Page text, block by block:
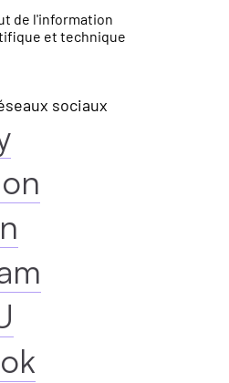
de l'information
et technique
sociaux